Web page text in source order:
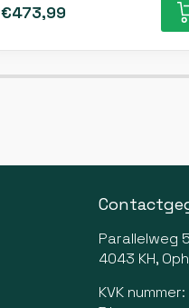
€473,99
Parallelweg
4043 KH,
KVK